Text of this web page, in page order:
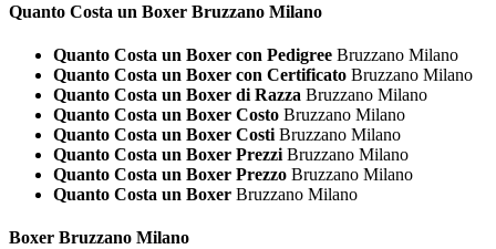
Quanto Costa un Boxer Bruzzano Milano
Quanto Costa un Boxer con Pedigree Bruzzano Milano
Quanto Costa un Boxer con Certificato Bruzzano Milano
Quanto Costa un Boxer di Razza Bruzzano Milano
Quanto Costa un Boxer Costo Bruzzano Milano
Quanto Costa un Boxer Costi Bruzzano Milano
Quanto Costa un Boxer Prezzi Bruzzano Milano
Quanto Costa un Boxer Prezzo Bruzzano Milano
Quanto Costa un Boxer Bruzzano Milano
Boxer Bruzzano Milano